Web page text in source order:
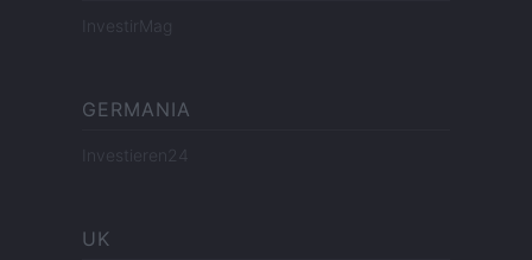
InvestirMag
GERMANIA
Investieren24
UK